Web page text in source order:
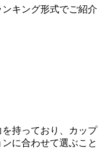
キング形式でご紹介
持っており、カップ
に合わせて選ぶこと